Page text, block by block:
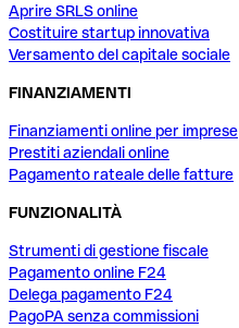
Aprire SRLS online
Costituire startup innovativa
Versamento del capitale sociale
FINANZIAMENTI
Finanziamenti online per imprese
Prestiti aziendali online
Pagamento rateale delle fatture
FUNZIONALITÀ
Strumenti di gestione fiscale
Pagamento online F24
Delega pagamento F24
PagoPA senza commissioni